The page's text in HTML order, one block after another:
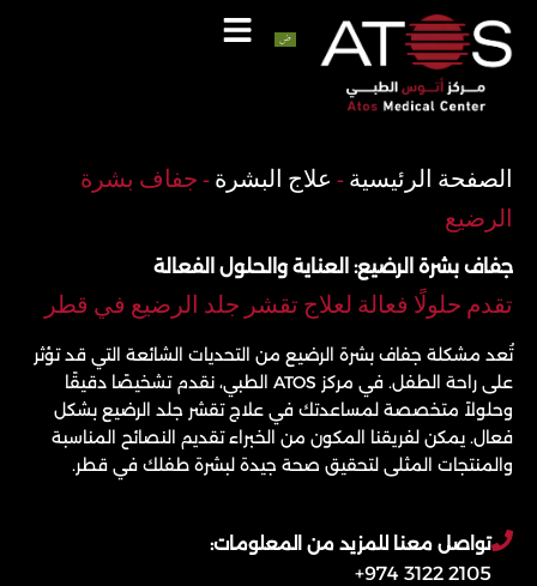
المحتوى
الصفحة الرئيسية- علاج البشرة-جفاف بشرة
الرضيع
جفاف بشرة الرضيع: العناية والحلول الفعالة
تقدم حلولًا فعالة لعلاج تقشر جلد الرضيع في قطر
تُعد مشكلة جفاف بشرة الرضيع من التحديات الشائعة التي قد تؤثر
على راحة الطفل. في مركز ATOS الطبي، نقدم تشخيصًا دقيقًا
وحلولاً متخصصة لمساعدتك في علاج تقشر جلد الرضيع بشكل
فعال. يمكن لفريقنا المكون من الخبراء تقديم النصائح المناسبة
والمنتجات المثلى لتحقيق صحة جيدة لبشرة طفلك في قطر.
تواصل معنا للمزيد من المعلومات:
2105 3122 974+